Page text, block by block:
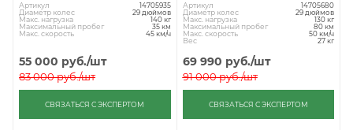
Артикул 14705935
Диаметр колес 29 дюймов
Макс. нагрузка 140 кг
Максимальный пробег 35 км
Макс. скорость 45 км/ч
55 000 руб./шт
83 000руб./шт
СВЯЗАТЬСЯ С ЭКСПЕРТОМ
Артикул 14705680
Диаметр колес 29 дюймов
Макс. нагрузка 130 кг
Максимальный пробег 80 км
Макс. скорость 50 км/ч
Вес 27 кг
69 990 руб./шт
91 000руб./шт
СВЯЗАТЬСЯ С ЭКСПЕРТОМ